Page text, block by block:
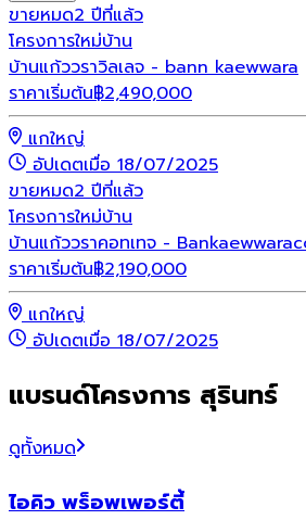
ขายหมด2 ปีที่แล้ว
โครงการใหม่บ้าน
บ้านแก้ววราวิลเลจ - bann kaewwara
ราคาเริ่มต้น฿2,490,000
แกใหญ่
อัปเดตเมื่อ 18/07/2025
ขายหมด2 ปีที่แล้ว
โครงการใหม่บ้าน
บ้านแก้ววราคอทเทจ -
ราคาเริ่มต้น฿2,190,000
แกใหญ่
อัปเดตเมื่อ 18/07/2025
แบรนด์โครงการ สุรินทร์
ดูทั้งหมด
ไอคิว พร็อพเพอร์ตี้